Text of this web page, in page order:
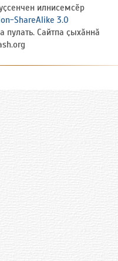
илнисемсӗр
ShareAlike 3.0
пулать. Сайтпа ҫыхӑннӑ